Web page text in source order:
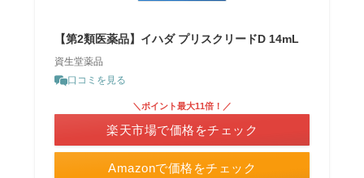
【第2類医薬品】イハダ プリスクリードD 14mL
資生堂薬品
口コミを見る
Amazonで価格をチェック
＼ポイント最大11倍！／
楽天市場で価格をチェック